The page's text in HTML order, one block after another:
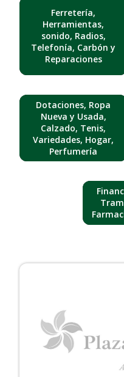
Ferretería,
Herramientas,
sonido, Radios,
Telefonía, Carbón y
Reparaciones
Dotaciones, Ropa
Nueva y Usada,
Calzado, Tenis,
Variedades, Hogar,
Perfumería